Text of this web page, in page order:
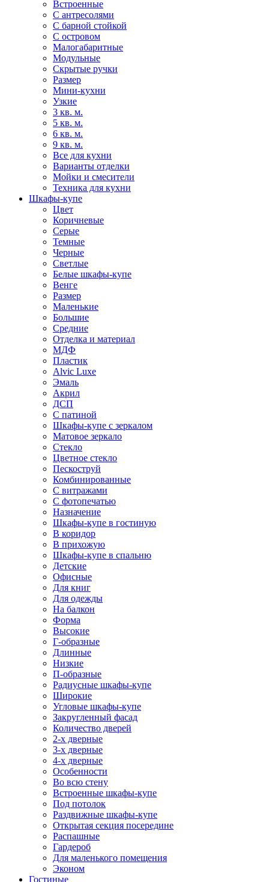
Встроенные
С антресолями
С барной стойкой
С островом
Малогабаритные
Модульные
Скрытые ручки
Размер
Мини-кухни
Узкие
3 кв. м.
5 кв. м.
6 кв. м.
9 кв. м.
Все для кухни
Варианты отделки
Мойки и смесители
Техника для кухни
Шкафы-купе
Цвет
Коричневые
Серые
Темные
Черные
Светлые
Белые шкафы-купе
Венге
Размер
Маленькие
Большие
Средние
Отделка и материал
МДФ
Пластик
Alvic Luxe
Эмаль
Акрил
ДСП
С патиной
Шкафы-купе с зеркалом
Матовое зеркало
Стекло
Цветное стекло
Пескоструй
Комбинированные
С витражами
С фотопечатью
Назначение
Шкафы-купе в гостиную
В коридор
В прихожую
Шкафы-купе в спальню
Детские
Офисные
Для книг
Для одежды
На балкон
Форма
Высокие
Г-образные
Длинные
Низкие
П-образные
Радиусные шкафы-купе
Широкие
Угловые шкафы-купе
Закругленный фасад
Количество дверей
2-х дверные
3-х дверные
4-х дверные
Особенности
Во всю стену
Встроенные шкафы-купе
Под потолок
Раздвижные шкафы-купе
Открытая секция посередине
Распашные
Гардероб
Для маленького помещения
Эконом
Гостиные